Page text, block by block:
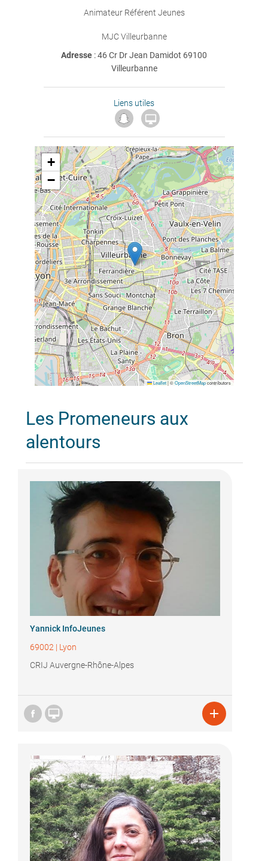
Animateur Référent Jeunes
MJC Villeurbanne
Adresse : 46 Cr Dr Jean Damidot 69100
Villeurbanne
Liens utiles

+
−
Leaflet |©OpenStreetMapcontributors
Les Promeneurs aux
alentours
Yannick InfoJeunes
69002 | Lyon
CRIJ Auvergne-Rhône-Alpes
 